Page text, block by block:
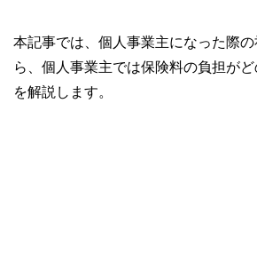
本記事では、個人事業主になった際
ら、個人事業主では保険料の負担が
を解説します。